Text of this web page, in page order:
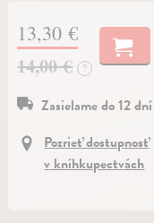
13,30 €
14,00 €
?
Zasielame do 12 dní
Pozrieť dostupnosť
v kníhkupectvách